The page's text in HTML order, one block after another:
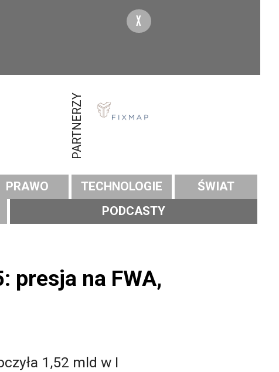
X
PARTNERZY
PRAWO TECHNOLOGIE
ŚWIAT
PODCASTY
presja na FWA,
1,52 mld w I